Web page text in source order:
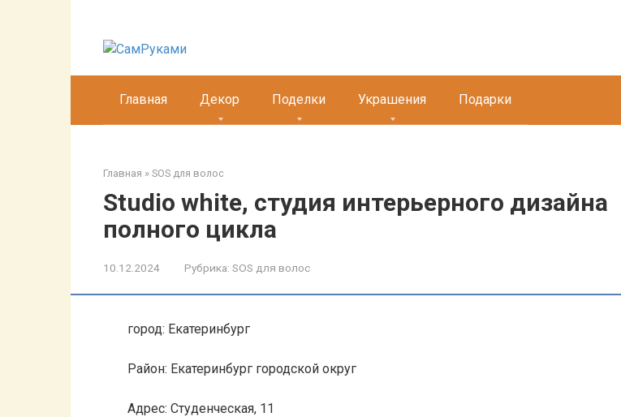
Главная Декор Поделки Украшения Подарки
Главная » SOS для волос
Studio white, студия интерьерного дизайна
полного цикла
10.12.2024 Рубрика: SOS для волос
город: Екатеринбург
Район: Екатеринбург городской округ
Адрес: Студенческая, 11